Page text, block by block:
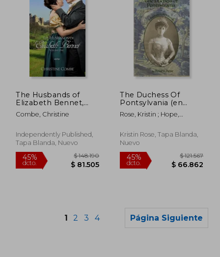
45%
dcto. $ 76.193
45%
dcto.
The Husbands of
Elizabeth Bennet,
Volume One: A Pride
and Prejudice
Combe, Christine
Independently Published,
Tapa Blanda, Nuevo
The Duchess Of
Pontsylvania (en
Inglés)
Rose, Kristin ; Hope,
Kristin Rose, Tapa Blanda,
Nuevo
1 2 3 4 Página Siguiente